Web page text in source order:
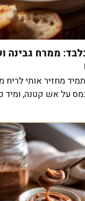
ממרח גבינה
מחזיר אותי
על אש קטנה, ומיד